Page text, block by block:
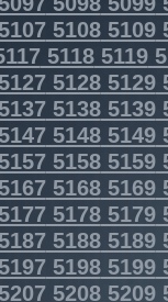
51085109
51185119
51285129
51385139
51485149
51585159
51685169
51785179
51885189
51985199
52085209